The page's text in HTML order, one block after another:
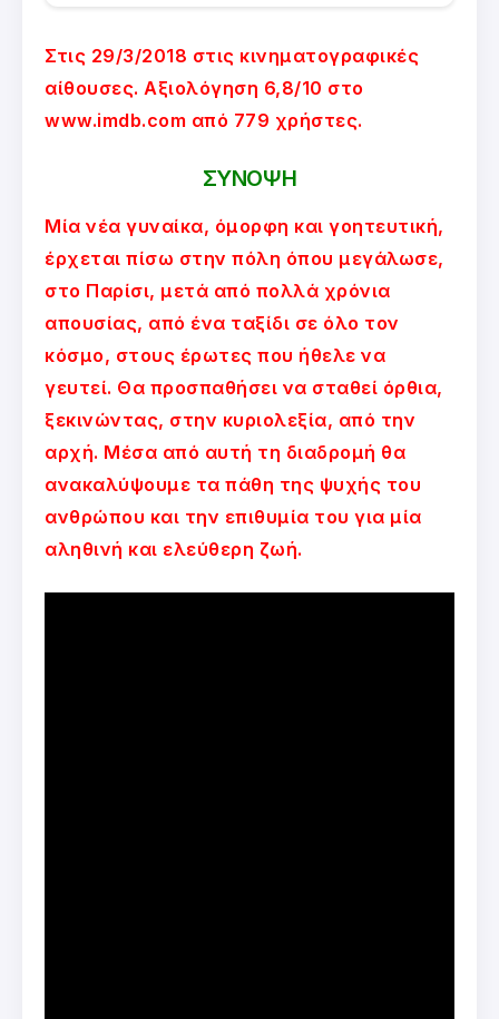
Στις 29/3/2018 στις κινηματογραφικές
αίθουσες. Αξιολόγηση 6,8/10 στο
www.imdb.com από 779 χρήστες.
ΣΥΝΟΨΗ
Μία νέα γυναίκα, όμορφη και γοητευτική,
έρχεται πίσω στην πόλη όπου μεγάλωσε,
στο Παρίσι, μετά από πολλά χρόνια
απουσίας, από ένα ταξίδι σε όλο τον
κόσμο, στους έρωτες που ήθελε να
γευτεί. Θα προσπαθήσει να σταθεί όρθια,
ξεκινώντας, στην κυριολεξία, από την
αρχή. Μέσα από αυτή τη διαδρομή θα
ανακαλύψουμε τα πάθη της ψυχής του
ανθρώπου και την επιθυμία του για μία
αληθινή και ελεύθερη ζωή.